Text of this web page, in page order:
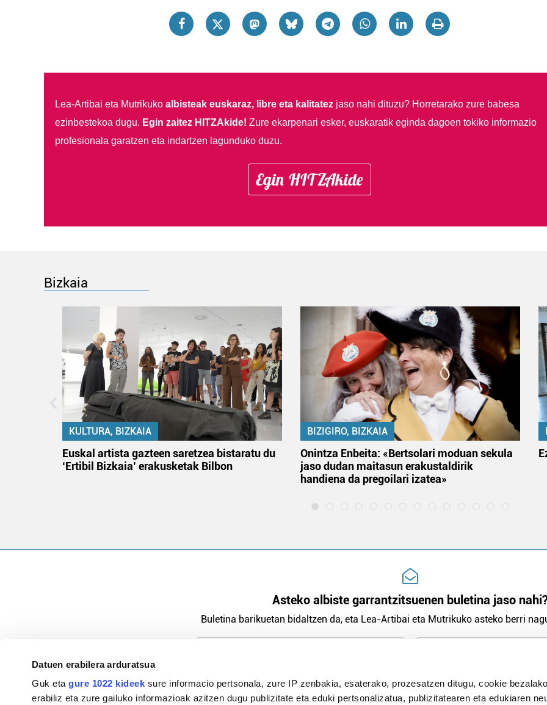
Datuen erabilera arduratsua
Guk etagure 1022 kideek sure informacio pertsonala, zure IP zenbakia, esaterako, prozesatzen ditugu, cookie
erabiliz eta zure gailuko informazioak azitzen dugu publizitate eta eduki pertsonalizatua, publizitatearen eta edukiaren
Lea-Artibai eta Mutrikuko albisteak euskaraz, libre eta kalitatezjaso nahi dituzu? Horretarako zure babesa
ezinbestekoa dugu. Egin zaitez HITZAkide! Zure ekarpenari esker, euskaratik eginda dagoen tokiko informazio
profesionala garatzen eta indartzen lagunduko duzu.
Egin HITZAkide
Bizkaia
KULTURA, BIZKAIA
Euskal artista gazteen saretzea bistaratu du
‘Ertibil Bizkaia’ erakusketak Bilbon
BIZIGIRO, BIZKAIA
Onintza Enbeita: «Bertsolari moduan sekula
jaso dudan maitasun erakustaldirik
handiena da pregoilari izatea»
Asteko albiste garrantzitsuenen buletina jaso
Buletina barikuetan bidaltzen da, eta Lea-Artibai eta Mutrikuko asteko berri